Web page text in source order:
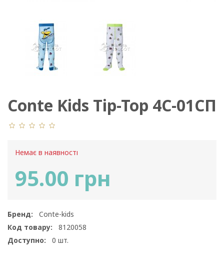
Conte Kids Tip-Top 4С-01СП
441
Немає в наявності
95.00 грн
Бренд:
Conte-kids
Код товару:
8120058
Доступно:
0 шт.